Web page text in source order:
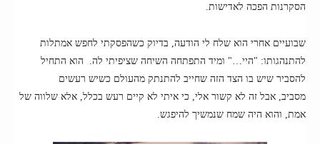
הסקרנות הפכה לאדישות.
שבועיים אחרי הוא שלח לי הודעה, בדיוק כשהפסקתי לחפש אמתלות
להתנהגותו: "היי…" ומיד התפתחה השיחה שציפיתי לה. הוא התחיל
להסביר שיש בו הצד הזה שחייב להתנתק מהעולם כשיש רעשים
מסביב, אבל זה לא קשור אלי, כי איתי לא קיים רעש בכלל, אלא שלווה של
אמת, והוא היה שמח שנמשיך להיפגש.